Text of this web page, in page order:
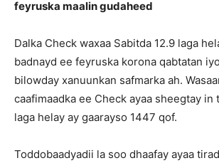
feyruska maalin gudaheed
Dalka Check waxaa Sabitda 12.9 laga
badnayd ee feyruska korona qabtatan
bilowday xanuunkan safmarka ah.
caafimaadka ee Check ayaa sheegtay in
laga helay ay gaarayso 1447 qof.
Toddobaadyadii la soo dhaafay ayaa